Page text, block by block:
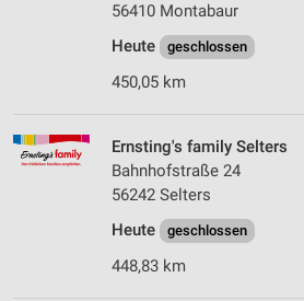
56410 Montabaur
Heute
geschlossen
450,05 km
Ernsting's family Selters
Bahnhofstraße 24
56242 Selters
Heute
geschlossen
448,83 km